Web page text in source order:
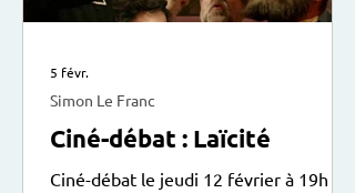
Ciné-débat : Laïcité
Ciné-débat le jeudi 12 février à 19h
Simon Le Franc
5 févr.